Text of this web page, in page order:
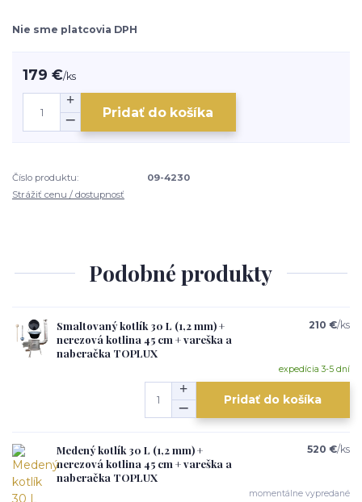
Nie sme platcovia DPH
179 €/ks
Pridať do košíka
Číslo produktu:
09-4230
Strážiť cenu / dostupnosť
Podobné produkty
Smaltovaný kotlík 30 L (1,2 mm) +
nerezová kotlina 45 cm + vareška a
naberačka TOPLUX
210 €/ks
expedícia 3-5 dní
Pridať do košíka
Medený kotlík 30 L (1,2 mm) +
nerezová kotlina 45 cm + vareška a
naberačka TOPLUX
520 €/ks
momentálne vypredané